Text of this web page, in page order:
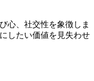
心、社交性を象徴しま
したい価値を見失わせ